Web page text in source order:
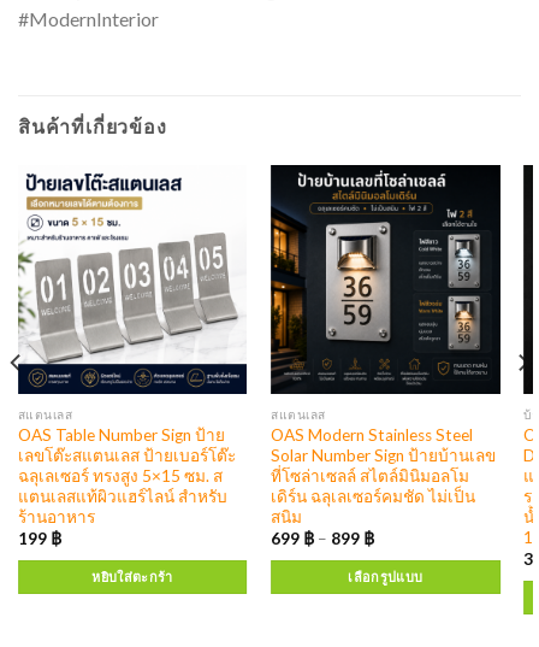
#ModernInterior
สินค้าที่เกี่ยวข้อง
สแตนเลส
OAS Table Number Sign ป้าย
เลขโต๊ะสแตนเลส ป้ายเบอร์โต๊ะ
ฉลุเลเซอร์ ทรงสูง 5×15 ซม. ส
แตนเลสแท้ผิวแฮร์ไลน์ สำหรับ
ร้านอาหาร
199 ฿
หยิบใส่ตะกร้า
สแตนเลส
OAS Modern Stainless Steel
Solar Number Sign ป้ายบ้านเลข
ที่โซล่าเซลล์ สไตล์มินิมอลโม
เดิร์น ฉลุเลเซอร์คมชัด ไม่เป็น
สนิม
699 ฿ – 899 ฿
เลือกรูปแบบ
บ้
OAS
แ
ร
น้